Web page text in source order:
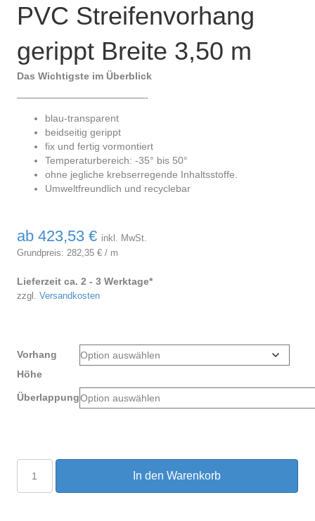
PVC Streifenvorhang
gerippt Breite 3,50 m
Das Wichtigste im Überblick
—————————————-
blau-transparent
beidseitig gerippt
fix und fertig vormontiert
Temperaturbereich: -35° bis 50°
ohne jegliche krebserregende Inhaltsstoffe.
Umweltfreundlich und recyclebar
ab 423,53 € inkl. MwSt.
Grundpreis: 282,35 € / m
Lieferzeit ca. 2 - 3 Werktage*
zzgl. Versandkosten
Vorhang
Höhe
Überlappung
PVC
Streifenvorhang
gerippt
In den Warenkorb